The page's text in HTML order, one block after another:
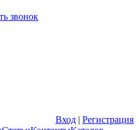
звонок
Вход | Регистрация